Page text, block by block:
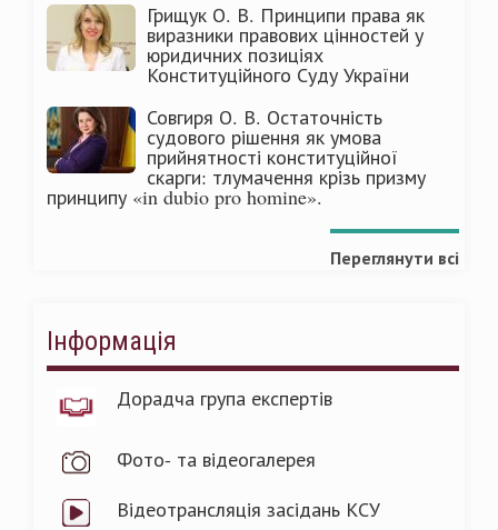
Грищук О. В. Принципи права як
виразники правових цінностей у
юридичних позиціях
Конституційного Суду України
Совгиря О. В. Остаточність
судового рішення як умова
прийнятності конституційної
скарги: тлумачення крізь призму
принципу «in dubio pro homine».
Переглянути всі
Інформація
Дорадча група експертів
Фото- та відеогалерея
Відеотрансляція засідань КСУ